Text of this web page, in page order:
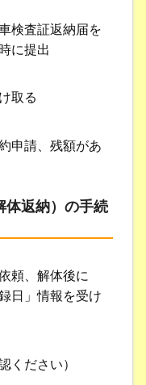
検査証返納届を
に提出
取る
申請、残額があ
体返納）の手続
頼、解体後に
日」情報を受け
ください）